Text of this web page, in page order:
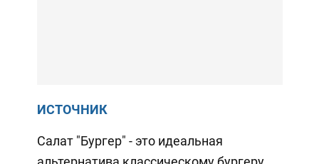
ИСТОЧНИК
Салат "Бургер" - это идеальная